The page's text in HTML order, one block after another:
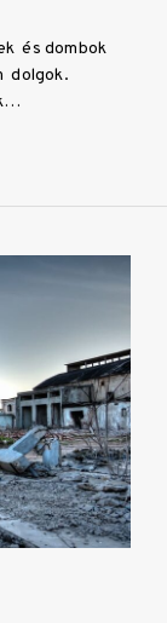
és dombok
dolgok.